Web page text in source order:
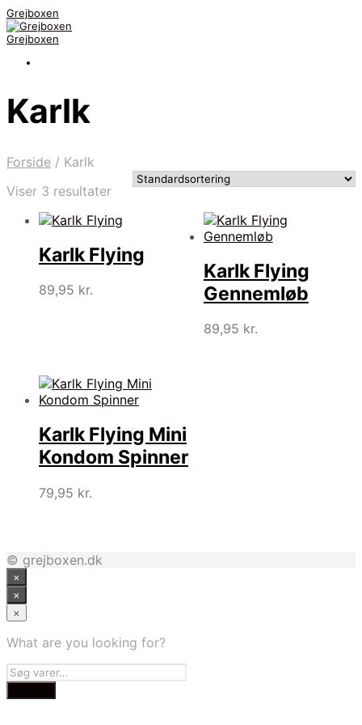
Grejboxen
Grejboxen
Karlk
Forside / Karlk
Viser 3 resultater
Karlk Flying
89,95 kr.
Karlk Flying
Gennemløb
89,95 kr.
Karlk Flying Mini
Kondom Spinner
79,95 kr.
© grejboxen.dk
×
×
×
What are you looking for?